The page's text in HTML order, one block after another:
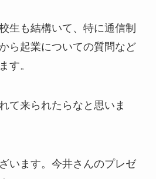
生も結構いて、特に通信制
ら起業についての質問など
す。
て来られたらなと思いま
ます。今井さんのプレゼ